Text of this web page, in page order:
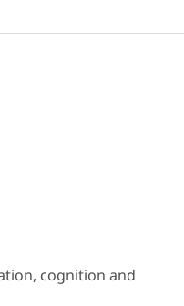
cognition and